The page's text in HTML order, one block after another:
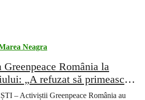
Neagra
Greenpeace România la
„A refuzat să primească
de semnături”
– Activiștii Greenpeace România au